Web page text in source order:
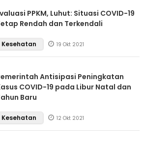
PPKM, Luhut: Situasi COVID-19
Rendah dan Terkendali
Kesehatan 19 Okt 2021
Antisipasi Peningkatan
COVID-19 pada Libur Natal dan
Baru
Kesehatan 12 Okt 2021